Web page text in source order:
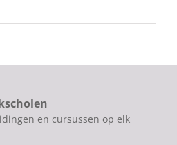
en cursussen op elk